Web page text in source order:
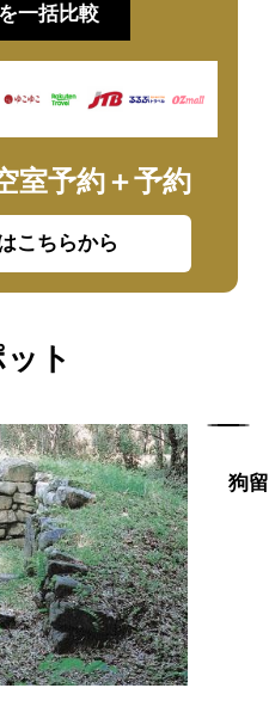
一括比較
室予約＋予約
こちらから
ト
狗